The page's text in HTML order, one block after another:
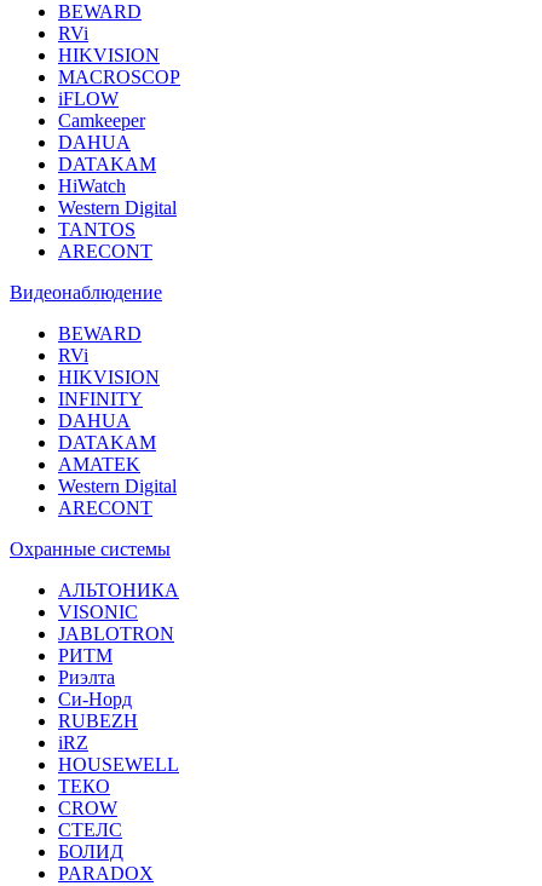
BEWARD
RVi
HIKVISION
MACROSCOP
iFLOW
Camkeeper
DAHUA
DATAKAM
HiWatch
Western Digital
TANTOS
ARECONT
Видеонаблюдение
BEWARD
RVi
HIKVISION
INFINITY
DAHUA
DATAKAM
AMATEK
Western Digital
ARECONT
Охранные системы
АЛЬТОНИКА
VISONIC
JABLOTRON
РИТМ
Риэлта
Си-Норд
RUBEZH
iRZ
HOUSEWELL
ТЕКО
CROW
СТЕЛС
БОЛИД
PARADOX